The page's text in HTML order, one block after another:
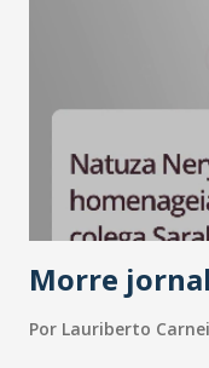
liderança e
mundo fala muito e
sempre existiu para
consistência, e nesta
Vamos reforçar que
marcas, pessoas e
Morre
Por Lauriberto